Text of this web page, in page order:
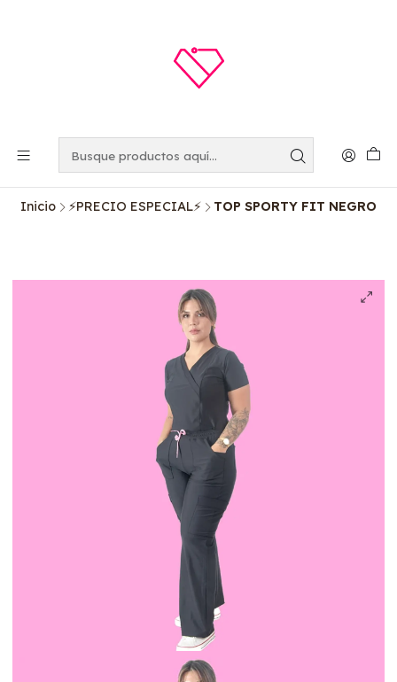
Inicio ⚡️PRECIO ESPECIAL⚡️ TOP SPORTY FIT NEGRO